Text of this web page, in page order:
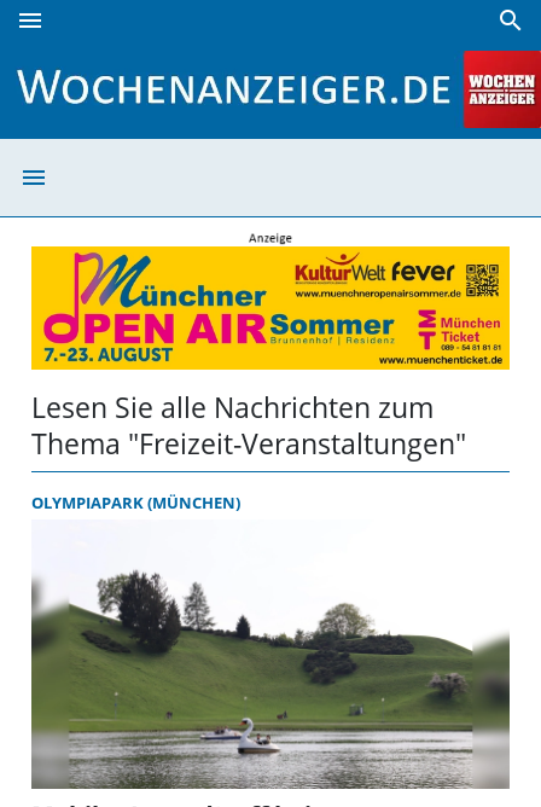
menu search
menu
Lesen Sie alle Nachrichten zum
Thema "Freizeit-Veranstaltungen"
OLYMPIAPARK (MÜNCHEN)